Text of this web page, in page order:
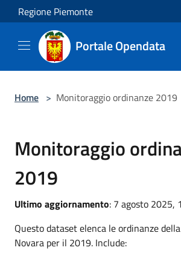
Salta al contenuto principale
Regione Piemonte
Portale Opendata
Home > Monitoraggio ordinanze 2019
Monitoraggio
2019
Ultimo aggiornamento: 7 agosto 2025,
Questo dataset elenca le ordinanze
Novara per il 2019. Include: